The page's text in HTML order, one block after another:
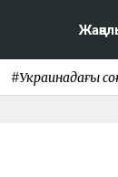
#Украинадағы